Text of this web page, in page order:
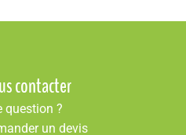
contacter
question ?
un devis